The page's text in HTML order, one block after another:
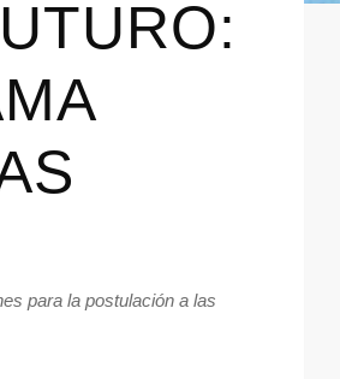
para la postulación a las